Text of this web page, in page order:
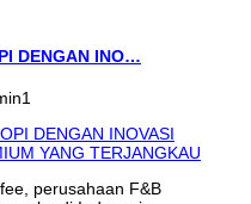
DENGAN INO…
perusahaan F&B